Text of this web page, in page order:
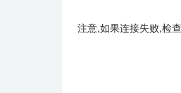
注意,如果连接失败,检